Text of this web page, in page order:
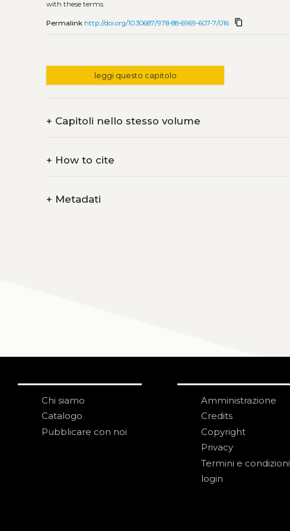
with these terms.
Permalink http://doi.org/10.30687/978-88-6969-607-7/016 content_copy
leggi questo capitolo
+ Capitoli nello stesso volume
+ How to cite
+ Metadati
Chi siamo
Catalogo
Pubblicare con noi
Amministrazione
Credits
Copyright
Privacy
Termini e condizioni
login